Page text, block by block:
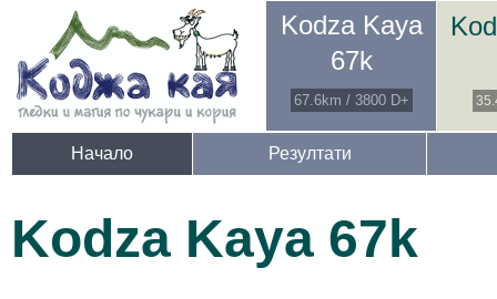
Kodza Kaya
67k
67.6km / 3800 D+
Начало Резултати
Kodza Kaya 67k